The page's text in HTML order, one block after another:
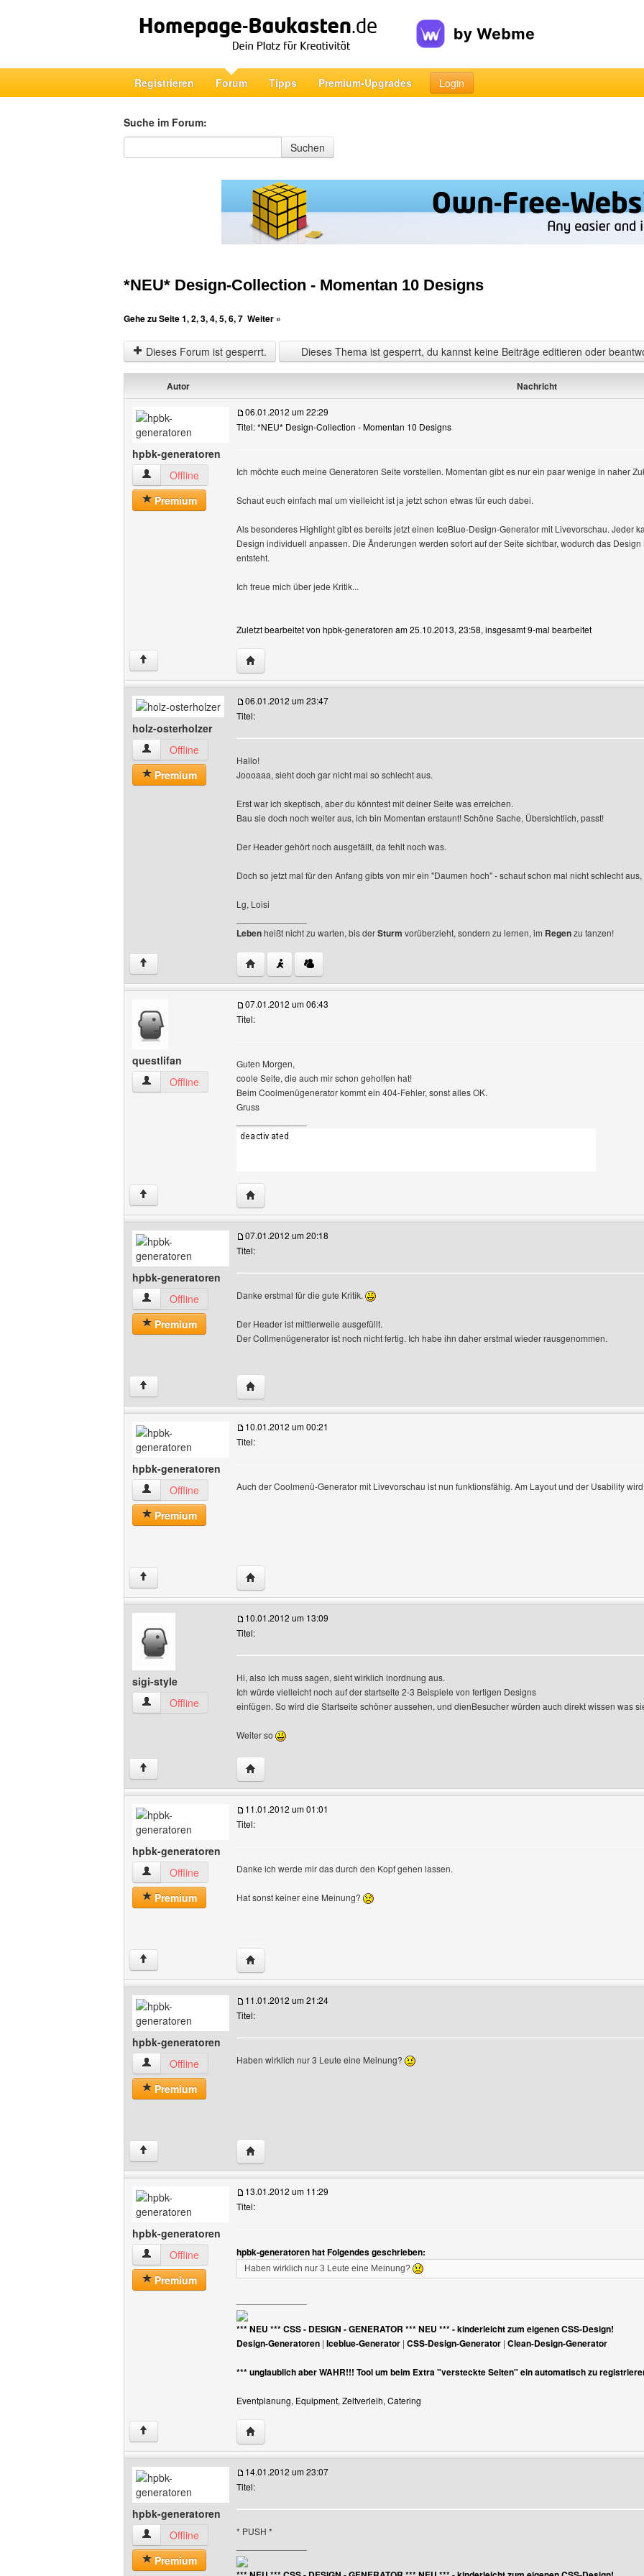
Registrieren Forum Tipps Premium-Upgrades Login
Suche im Forum:
Suche im Forum
Suchen
*NEU* Design-Collection - Momentan 10 Designs
Gehe zu Seite1,2,3,4,5,6,7 Weiter »
Dieses Forum ist gesperrt. Dieses Thema ist gesperrt, du kannst keine Beiträge editieren oder
Autor Nachricht
hpbk-generatoren
hpbk-generatoren Benutzer-Profile anzeigen
Offline
Premium
06.01.2012 um 22:29
Titel: *NEU* Design-Collection - Momentan 10 Designs
Ich möchte euch meine Generatoren Seite vorstellen. Momentan gibt es nur ein paar wenige in naher
Schaut euch einfach mal um vielleicht ist ja jetzt schon etwas für euch dabei.
Als besonderes Highlight gibt es bereits jetzt einen IceBlue-Design-Generator mit Livevorschau. Jeder
Design individuell anpassen. Die Änderungen werden sofort auf der Seite sichtbar, wodurch das
entsteht.
Ich freue mich über jede Kritik...
Zuletzt bearbeitet von hpbk-generatoren am 25.10.2013, 23:58, insgesamt 9-mal bearbeitet
↑ Website dieses Benutzers besuchen: hpbk-generatoren
holz-osterholzer
holz-osterholzer Benutzer-Profile anzeigen
Offline
Premium
06.01.2012 um 23:47
Titel:
Hallo!
Joooaaa, sieht doch gar nicht mal so schlecht aus.
Erst war ich skeptisch, aber du könntest mit deiner Seite was erreichen.
Bau sie doch noch weiter aus, ich bin Momentan erstaunt! Schöne Sache, Übersichtlich, passt!
Der Header gehört noch ausgefällt, da fehlt noch was.
Doch so jetzt mal für den Anfang gibts von mir ein "Daumen hoch" - schaut schon mal nicht schlecht
Lg, Loisi
Lebenheißt nicht zu warten, bis derSturm vorüberzieht, sondern zu lernen, im Regenzu tanzen!
↑ Website dieses Benutzers besuchen: holz-osterholzer
questlifan
questlifan Benutzer-Profile anzeigen
Offline
07.01.2012 um 06:43
Titel:
Guten Morgen,
coole Seite, die auch mir schon geholfen hat!
Beim Coolmenügenerator kommt ein 404-Fehler, sonst alles OK.
Gruss
↑ Website dieses Benutzers besuchen: questlifan
hpbk-generatoren
hpbk-generatoren Benutzer-Profile anzeigen
Offline
Premium
07.01.2012 um 20:18
Titel:
Danke erstmal für die gute Kritik.
Der Header ist mittlerweile ausgefüllt.
Der Collmenügenerator ist noch nicht fertig. Ich habe ihn daher erstmal wieder rausgenommen.
↑ Website dieses Benutzers besuchen: hpbk-generatoren
hpbk-generatoren
hpbk-generatoren Benutzer-Profile anzeigen
Offline
Premium
10.01.2012 um 00:21
Titel:
Auch der Coolmenü-Generator mit Livevorschau ist nun funktionsfähig. Am Layout und der Usability
↑ Website dieses Benutzers besuchen: hpbk-generatoren
sigi-style
sigi-style Benutzer-Profile anzeigen
Offline
10.01.2012 um 13:09
Titel:
Hi, also ich muss sagen, sieht wirklich inordnung aus.
Ich würde vielleicht noch auf der startseite 2-3 Beispiele von fertigen Designs
einfügen. So wird die Startseite schöner aussehen, und dienBesucher würden auch direkt wissen was
Weiter so
↑ Website dieses Benutzers besuchen: sigi-style
hpbk-generatoren
hpbk-generatoren Benutzer-Profile anzeigen
Offline
Premium
11.01.2012 um 01:01
Titel:
Danke ich werde mir das durch den Kopf gehen lassen.
Hat sonst keiner eine Meinung?
↑ Website dieses Benutzers besuchen: hpbk-generatoren
hpbk-generatoren
hpbk-generatoren Benutzer-Profile anzeigen
Offline
Premium
11.01.2012 um 21:24
Titel:
Haben wirklich nur 3 Leute eine Meinung?
↑ Website dieses Benutzers besuchen: hpbk-generatoren
hpbk-generatoren
hpbk-generatoren Benutzer-Profile anzeigen
Offline
Premium
13.01.2012 um 11:29
Titel:
hpbk-generatoren hat Folgendes geschrieben:
Haben wirklich nur 3 Leute eine Meinung?
*** NEU *** CSS - DESIGN - GENERATOR *** NEU *** - kinderleicht zum eigenen CSS-Design!
Design-Generatoren | Iceblue-Generator | CSS-Design-Generator | Clean-Design-Generator
*** unglaublich aber WAHR!!! Tool um beim Extra "versteckte Seiten" ein automatisch zu
Eventplanung, Equipment, Zeltverleih, Catering
↑ Website dieses Benutzers besuchen: hpbk-generatoren
hpbk-generatoren
hpbk-generatoren Benutzer-Profile anzeigen
Offline
Premium
14.01.2012 um 23:07
Titel:
* PUSH *